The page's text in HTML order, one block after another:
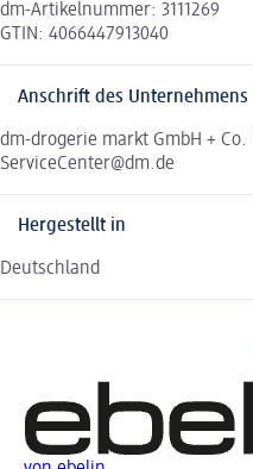
dm-Artikelnummer: 3111269
GTIN: 4066447913040
Anschrift des Unternehmens
dm-drogerie markt GmbH +
ServiceCenter@dm.de
Hergestellt in
Deutschland